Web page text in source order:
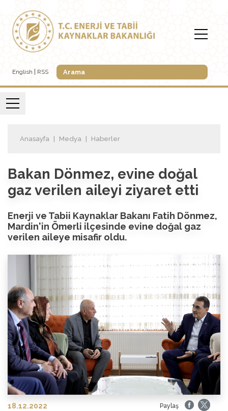
English RSS
Anasayfa Medya Haberler
Bakan Dönmez, evine doğal
gaz verilen aileyi ziyaret etti
Enerji ve Tabii Kaynaklar Bakanı Fatih Dönmez,
Mardin'in Ömerli ilçesinde evine doğal gaz
verilen aileye misafir oldu.
18.12.2022 Paylaş